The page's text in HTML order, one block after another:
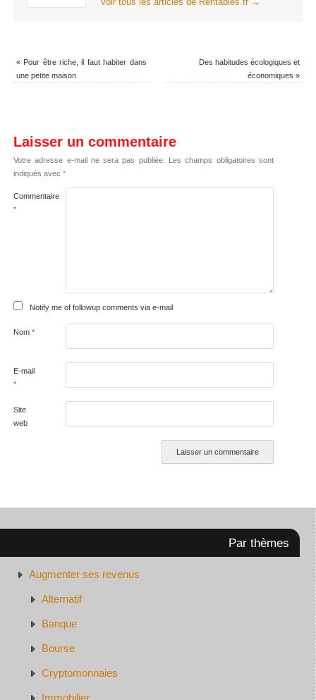
Voir tous les articles de Rentables.fr →
«Pour être riche, il faut habiter dans
une petite maison
Des habitudes écologiques et
économiques»
Laisser un commentaire
Votre adresse e-mail ne sera pas publiée.
Les champs obligatoires sont
indiqués avec *
Commentaire
*
Notify me of followup comments via e-mail
Nom *
E-mail
*
Site
web
Par thèmes
Augmenter ses revenus
Alternatif
Banque
Bourse
Cryptomonnaies
Immobilier